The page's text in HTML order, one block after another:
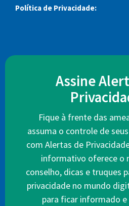
Política de Privacidade:
Assine
Fique à frente das
assuma o controle de
com Alertas de
informativo oferece o
conselho, dicas e truques
privacidade no mundo
para ficar informado